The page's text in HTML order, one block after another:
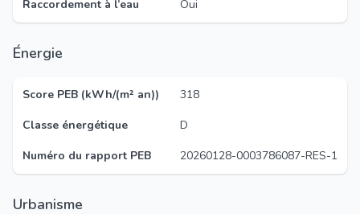
Raccordement à l’eau Oui
Énergie
Score PEB (kWh/(m² an))
318
Classe énergétique
D
Numéro du rapport PEB
20260128-0003786087-RES-1
Urbanisme